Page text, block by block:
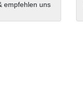
empfehlen uns